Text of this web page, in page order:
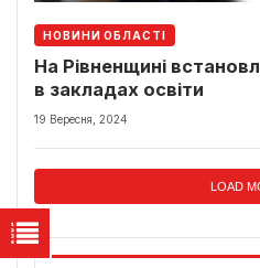
НОВИНИ ОБЛАСТІ
На Рівненщині
в закладах освіти
19 Вересня, 2024
LOAD